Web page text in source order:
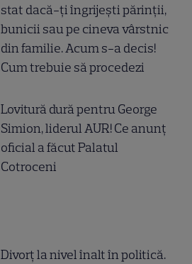
stat dacă-ți îngrijești părinții,
bunicii sau pe cineva vârstnic
din familie. Acum s-a decis!
Cum trebuie să procedezi
Lovitură dură pentru George
Simion, liderul AUR! Ce anunț
oficial a făcut Palatul
Cotroceni
Divorț la nivel înalt în politică.